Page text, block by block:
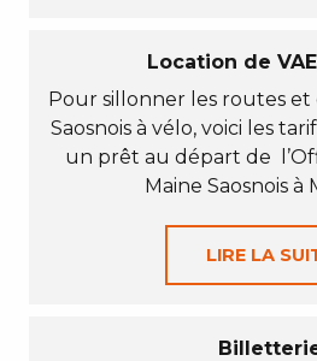
Location de
Pour sillonner les routes et
Saosnois à vélo, voici les
un prêt au départ de
Maine Saosnois à
LIRE LA